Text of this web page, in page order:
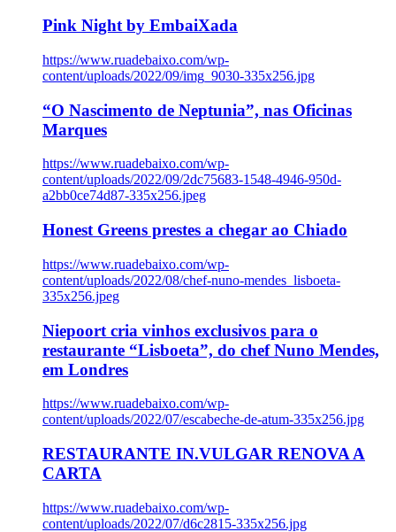
Pink Night by EmbaiXada
https://www.ruadebaixo.com/wp-
content/uploads/2022/09/img_9030-335x256.jpg
“O Nascimento de Neptunia”, nas Oficinas
Marques
https://www.ruadebaixo.com/wp-
content/uploads/2022/09/2dc75683-1548-4946-950d-
a2bb0ce74d87-335x256.jpeg
Honest Greens prestes a chegar ao Chiado
https://www.ruadebaixo.com/wp-
content/uploads/2022/08/chef-nuno-mendes_lisboeta-
335x256.jpeg
Niepoort cria vinhos exclusivos para o
restaurante “Lisboeta”, do chef Nuno Mendes,
em Londres
https://www.ruadebaixo.com/wp-
content/uploads/2022/07/escabeche-de-atum-335x256.jpg
RESTAURANTE IN.VULGAR RENOVA A
CARTA
https://www.ruadebaixo.com/wp-
content/uploads/2022/07/d6c2815-335x256.jpg